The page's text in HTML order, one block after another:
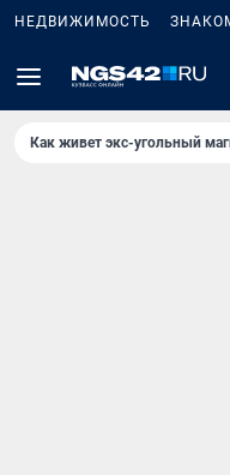
НЕДВИЖИМОСТЬ
Как живет экс-угольный